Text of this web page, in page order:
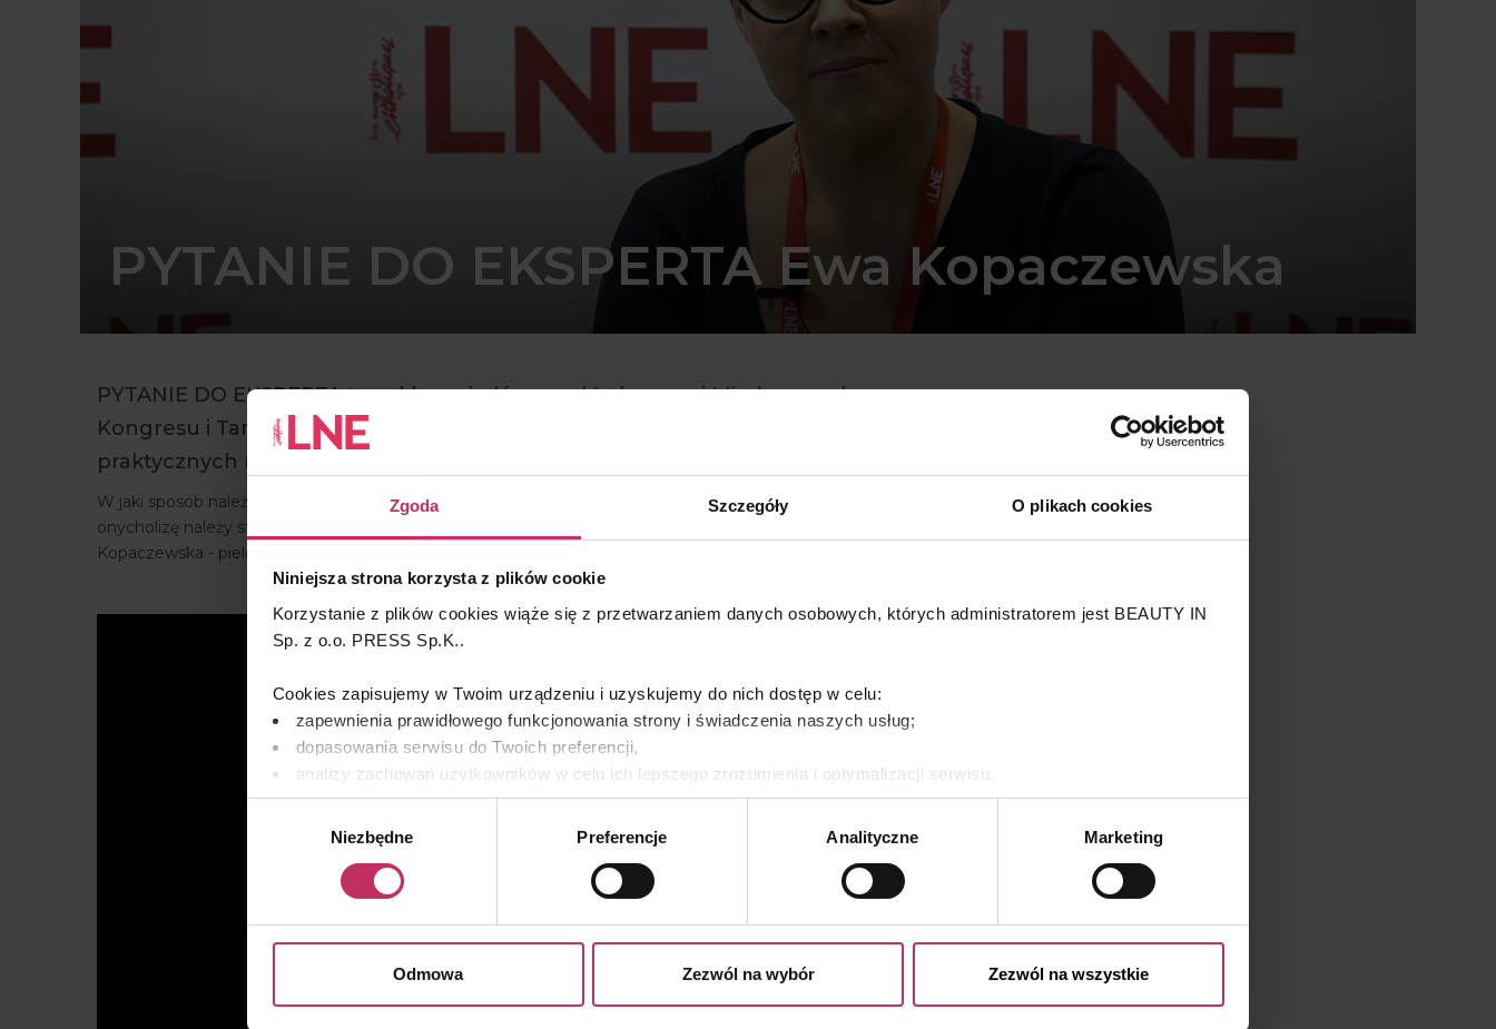
Zgoda Szczegóły O plikach cookies
Niniejsza strona korzysta z plików cookie
Korzystanie z plików cookies wiąże się z przetwarzaniem danych osobowych, których administratorem jest BEAUTY IN
Sp. z o.o. PRESS Sp.K..
Cookies zapisujemy w Twoim urządzeniu i uzyskujemy do nich dostęp w celu:
zapewnienia prawidłowego funkcjonowania strony i świadczenia naszych usług;
dopasowania serwisu do Twoich preferencji,
analizy zachowań użytkowników w celu ich lepszego zrozumienia i optymalizacji serwisu.
remarketingowym, czyli wyświetlania Ci naszych reklam na innych stronach.
osobowych, w tym o sposobie, w jaki my i nasi partnerzy używamy plików cookies oraz o przysługujących Ci prawach
Niezbędne Preferencje Analityczne Marketing
Odmowa Zezwól na wybór Zezwól na wszystkie
PYTANIE DO EKSPERTA Ewa Kopaczewska
PYTANIE DO EKSPERTA to cykl wywiadów z wykładowcami Międzynarodowego
Kongresu i Targów Kosmetologicznych LNE. 100% profesjonalnej wiedzy i
praktycznych rozwiązań.
W jaki sposób należy dbać o stopy i paznokcie osoby w trakcie radio- i chemioterapii? Jakie preparaty na
onycholizę należy stosować u osób przechodzących chemioterapię? Na te pytania odpowiada Ewa
Kopaczewska - pielęgniarka w Klinice Onkologii CZD, podolog, współautorka „Atlasu podologicznego”